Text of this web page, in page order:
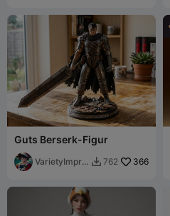
Guts Berserk-Figur
VarietyImpre
 762 366